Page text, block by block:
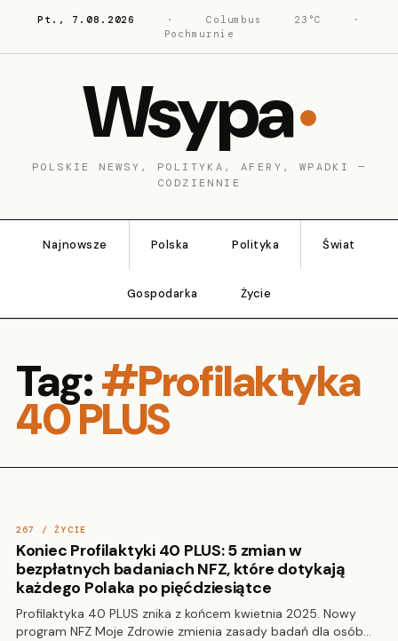
Pt., 7.08.2026 · Columbus 23°C
·
Pochmurnie
Wsypa
POLSKIE NEWSY, POLITYKA, AFERY, WPADKI —
CODZIENNIE
Najnowsze Polska Polityka Świat
Gospodarka Życie
Tag:#Profilaktyka
40 PLUS
267 / ŻYCIE
Koniec Profilaktyki 40 PLUS: 5 zmian w
bezpłatnych badaniach NFZ, które dotykają
każdego Polaka po pięćdziesiątce
Profilaktyka 40 PLUS znika z końcem kwietnia 2025. Nowy
program NFZ Moje Zdrowie zmienia zasady badań dla osób…